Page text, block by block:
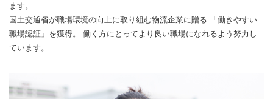
ます。
国土交通省が職場環境の向上に取り組む物流企業に贈る 「働きやすい
職場認証」を獲得。 働く方にとってより良い職場になれるよう努力し
ています。